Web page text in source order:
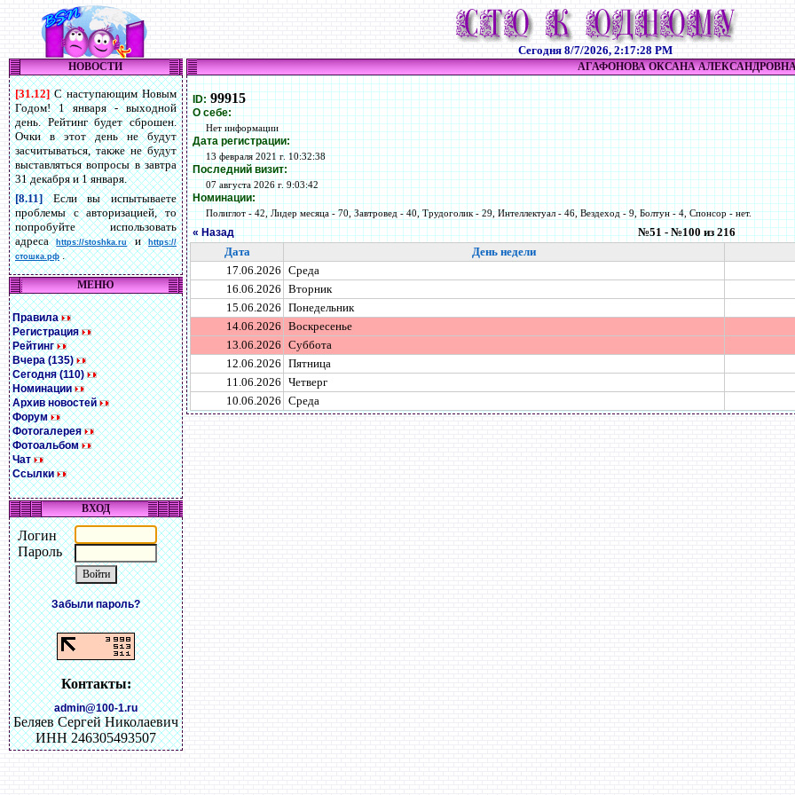
Сегодня 8/7/2026, 2:17:28 PM
НОВОСТИ
[31.12]С наступающим Новым
Годом! 1 января - выходной
день. Рейтинг будет сброшен.
Очки в этот день не будут
засчитываться, также не будут
выставляться вопросы в завтра
31 декабря и 1 января.
[8.11]Если вы испытываете
проблемы с авторизацией, то
попробуйте использовать
адресаhttps://stoshka.ruиhttps://
стошка.рф.
МЕНЮ
Правила
Регистрация
Рейтинг
Вчера (135)
Сегодня (110)
Номинации
Архив новостей
Форум
Фотогалерея
Фотоальбом
Чат
Ссылки
ВХОД
Логин
Пароль
Забыли пароль?
Контакты:
admin@100-1.ru
Беляев Сергей Николаевич
ИНН 246305493507
АГАФОНОВА ОКСАНА
ID: 99915
О себе:
Нет информации
Дата регистрации:
13 февраля 2021 г. 10:32:38
Последний визит:
07 августа 2026 г. 9:03:42
Номинации:
Полиглот - 42, Лидер месяца - 70, Завтровед - 40, Трудоголик - 29, Интеллектуал - 46, Вездеход - 9, Болтун - 4, Спонсор - нет.
« Назад №51 - №100 из 216
Дата День недели
17.06.2026 Среда
16.06.2026 Вторник
15.06.2026 Понедельник
14.06.2026 Воскресенье
13.06.2026 Суббота
12.06.2026 Пятница
11.06.2026 Четверг
10.06.2026 Среда